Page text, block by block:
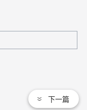
下一篇